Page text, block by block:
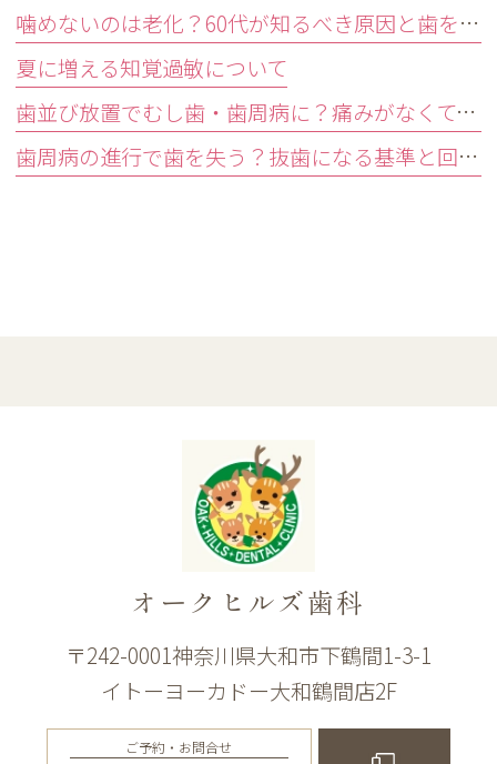
噛めないのは老化？60代が知るべき原因と歯を残す精密治療
夏に増える知覚過敏について
歯並び放置でむし歯・歯周病に？痛みがなくても受診すべきサイン
歯周病の進行で歯を失う？抜歯になる基準と回避する3つの予防法
オークヒルズ歯科
〒242-0001神奈川県大和市下鶴間1-3-1
イトーヨーカドー大和鶴間店2F
ご予約・お問合せ